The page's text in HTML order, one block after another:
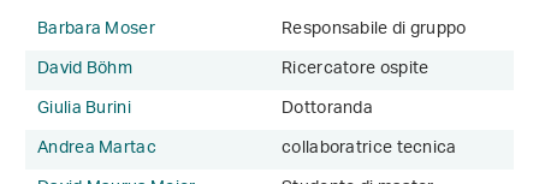
Barbara Moser
Responsabile di gruppo
David Böhm
Ricercatore ospite
Giulia Burini
Dottoranda
Andrea Martac
collaboratrice tecnica